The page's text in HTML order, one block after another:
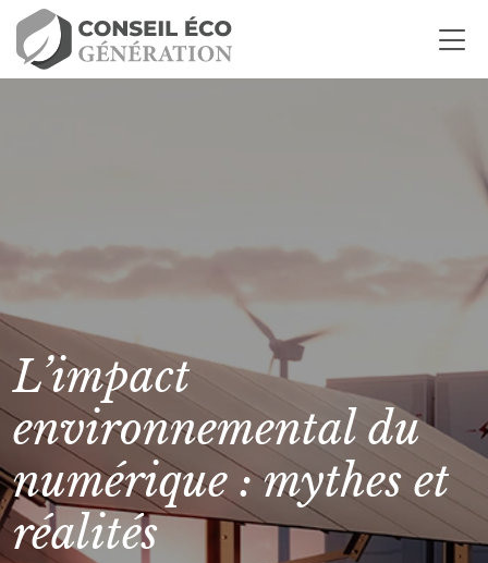
L’impact
environnemental du
numérique : mythes et
réalités